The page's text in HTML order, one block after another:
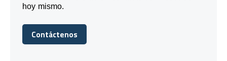
hoy mismo.
Contáctenos
Contáctenos